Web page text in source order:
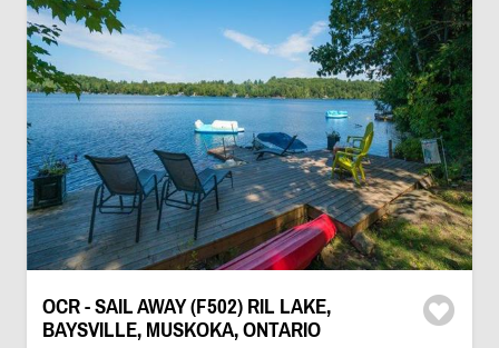
OCR - SAIL AWAY (F502) RIL LAKE,
BAYSVILLE, MUSKOKA, ONTARIO